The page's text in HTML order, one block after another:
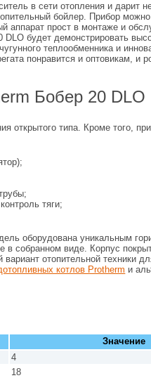
в сети отопления и дарит
бойлер. Прибор
аппарат прост в монтаже и
DLO будет демонстрировать
теплообменника и
понравится и оптовикам, и
Бобер 20 DLO
открытого типа. Кроме того,
тяги;
оборудована уникальным
в собранном виде. Корпус
отопительной техники
котлов Protherm и
Значение
4
18